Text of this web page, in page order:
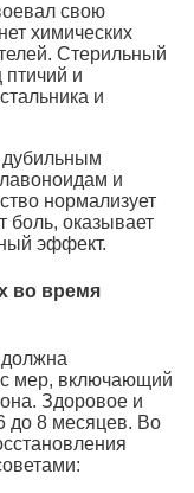
свою
химических
Стерильный
птичий и
и
дубильным
и
нормализует
боль, оказывает
эффект.
во время
должна
мер, включающий
Здоровое и
до 8 месяцев. Во